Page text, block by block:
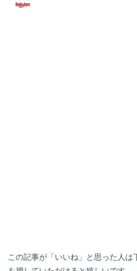
この記事が「いいね」と思った人は